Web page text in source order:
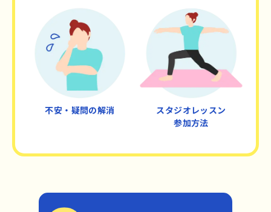
不安・疑問の解消
スタジオレッスン
参加方法